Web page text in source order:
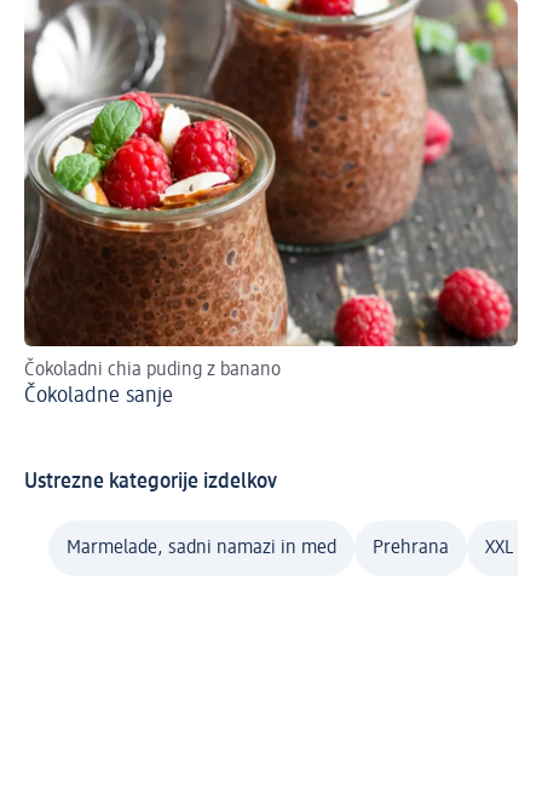
Čokoladni chia puding z banano
Čokoladne sanje
Ustrezne kategorije izdelkov
Marmelade, sadni namazi in med Prehrana XXL